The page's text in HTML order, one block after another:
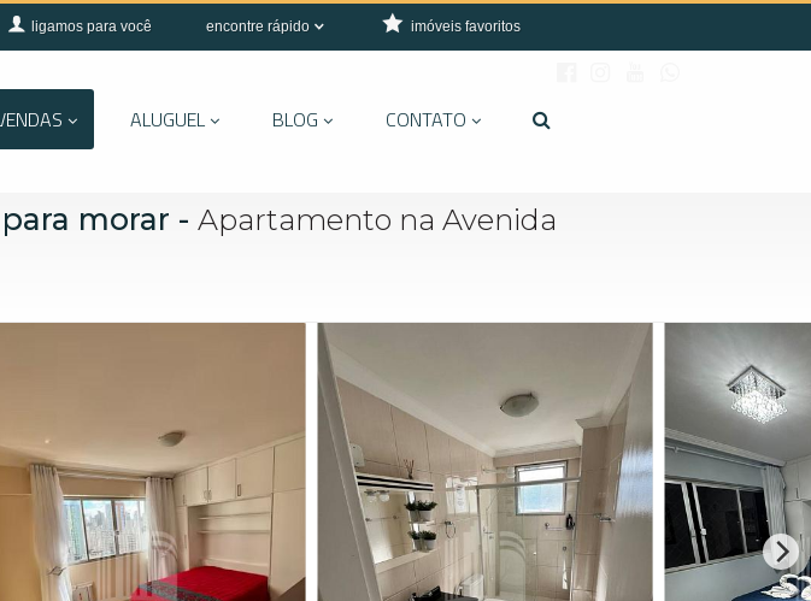
ligamos para você encontre rápido imóveis favoritos
ALUGUEL BLOG CONTATO
morar - Apartamento na Avenida